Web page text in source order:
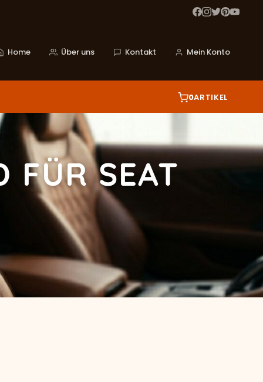
Home Über uns Kontakt Mein Konto
0ARTIKEL
FÜR SEAT